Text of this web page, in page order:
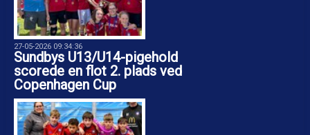
27-05-2026 09:34:36
Sundbys U13/U14-pigehold
scorede en flot 2. plads ved
Copenhagen Cup